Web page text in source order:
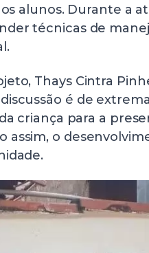
alunos. Durante a
técnicas de
Thays Cintra
é de
criança para a
assim, o